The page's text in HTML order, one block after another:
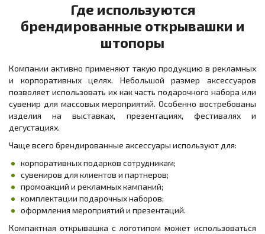
Где используются
брендированные открывашки и
штопоры
Компании активно применяют такую продукцию в рекламных
и корпоративных целях. Небольшой размер аксессуаров
позволяет использовать их как часть подарочного набора или
сувенир для массовых мероприятий. Особенно востребованы
изделия на выставках, презентациях, фестивалях и
дегустациях.
Чаще всего брендированные аксессуары используют для:
корпоративных подарков сотрудникам;
сувениров для клиентов и партнеров;
промоакций и рекламных кампаний;
комплектации подарочных наборов;
оформления мероприятий и презентаций.
Компактная открывашка с логотипом может использоваться